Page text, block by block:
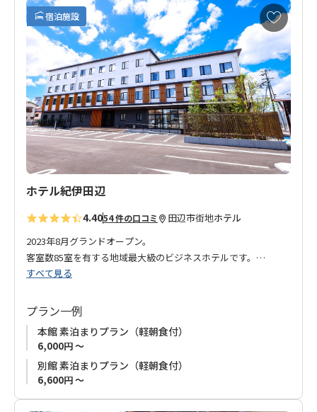
近くには、飲食店が並ぶ「味光路通り」があり、新鮮な食材や
旬なものを使った地元ならではの料理を満喫していただけま
す。
皆さまのお越しを心よりお待ちしております。
◆ご注意◆
・当館は事前の荷物や郵便物（宅配便・郵送等）のお預かりは
できません。購入物も含め受け取ることは出来ませんのであら
かじめご了承ください。
宿泊施設
お
気
に
入
り
に
追
加
ホテル紀伊田辺
4.4054 件の口コミ 田辺市街地ホテル
2023年8月グランドオープン。
客室数85室を有する地域最大級のビジネスホテルです。
は広く、客室には通常よりワンサイズ大きなベッドをご用意し
ております。
また、2025年5月には別館''HANARE''もオープン！和の趣と洋の
快適さを融合した和洋室です。
全室素泊まりプランのみの販売ですが、夕食は徒歩1分圏内、紀
南随一の飲食街「味光路」で和歌山県田辺市の山海の幸をご堪
すべて見る
プラン一例
本館 素泊まりプラン（軽朝食付）
6,000円 ～
別館 素泊まりプラン（軽朝食付）
6,600円 ～